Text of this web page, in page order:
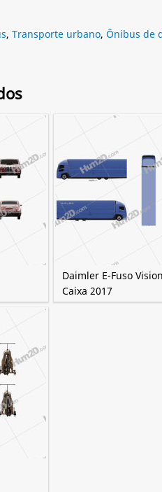
, Transporte urbano, Ônibus de
Daimler E-Fuso
Caixa 2017